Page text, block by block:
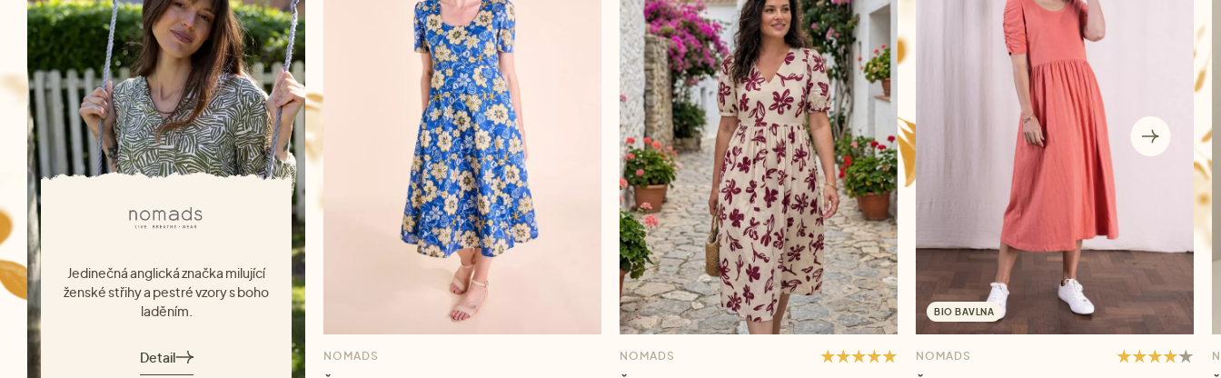
Jedinečná anglická značka milující
ženské střihy a pestré vzory s boho
laděním.
Detail NOMADS NOMADS
BIO BAVLNA
NOMADS